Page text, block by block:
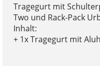
Tragegurt mit
Two und Rack-Pack
Inhalt:
+ 1x Tragegurt mit